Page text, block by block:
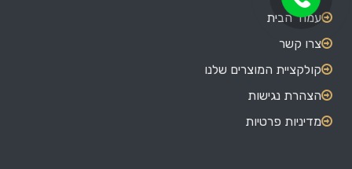
עמוד הבית
צרו קשר
קולקציית המוצרים שלנו
הצהרת נגישות
מדיניות פרטיות